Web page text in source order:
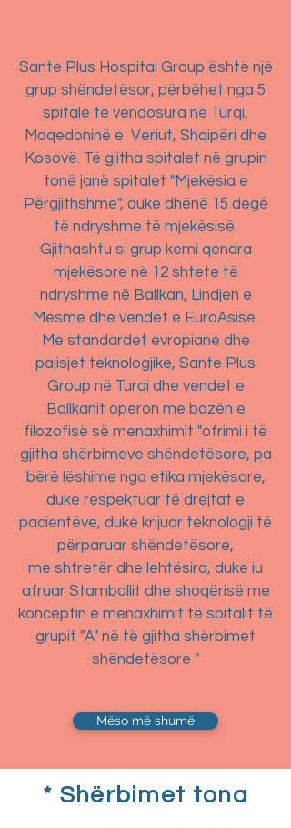
Sante Plus Hospital Group është një
grup shëndetësor, përbëhet nga 5
spitale të vendosura në Turqi,
Maqedoninë e Veriut, Shqipëri dhe
Kosovë. Të gjitha spitalet në grupin
tonë janë spitalet "Mjekësia e
Përgjithshme", duke dhënë 15 degë
të ndryshme të mjekësisë.
Gjithashtu si grup kemi qendra
mjekësore në 12 shtete të
ndryshme në Ballkan, Lindjen e
Mesme dhe vendet e EuroAsisë.
Me standardet evropiane dhe
pajisjet teknologjike, Sante Plus
Group në Turqi dhe vendet e
Ballkanit operon me bazën e
filozofisë së menaxhimit "ofrimi i të
gjitha shërbimeve shëndetësore, pa
bërë lëshime nga etika mjekësore,
duke respektuar të drejtat e
pacientëve, duke krijuar teknologji të
përparuar shëndetësore,
me shtretër dhe lehtësira, duke iu
afruar Stambollit dhe shoqërisë me
konceptin e menaxhimit të spitalit të
grupit "A" në të gjitha shërbimet
shëndetësore "
Mëso më shumë
* Shërbimet tona